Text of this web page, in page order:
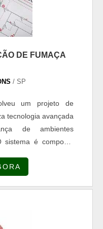
DE FUMAÇA
/ SP
um projeto de
tecnologia avançada
de ambientes
é composto
como corredores e
disso, o sistema